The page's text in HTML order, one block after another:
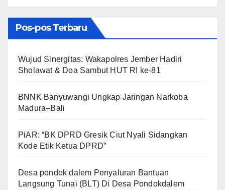
Pos-pos Terbaru
Wujud Sinergitas: Wakapolres Jember Hadiri
Sholawat & Doa Sambut HUT RI ke-81
BNNK Banyuwangi Ungkap Jaringan Narkoba
Madura–Bali
PiAR: “BK DPRD Gresik Ciut Nyali Sidangkan
Kode Etik Ketua DPRD”
Desa pondok dalem Penyaluran Bantuan
Langsung Tunai (BLT) Di Desa Pondokdalem